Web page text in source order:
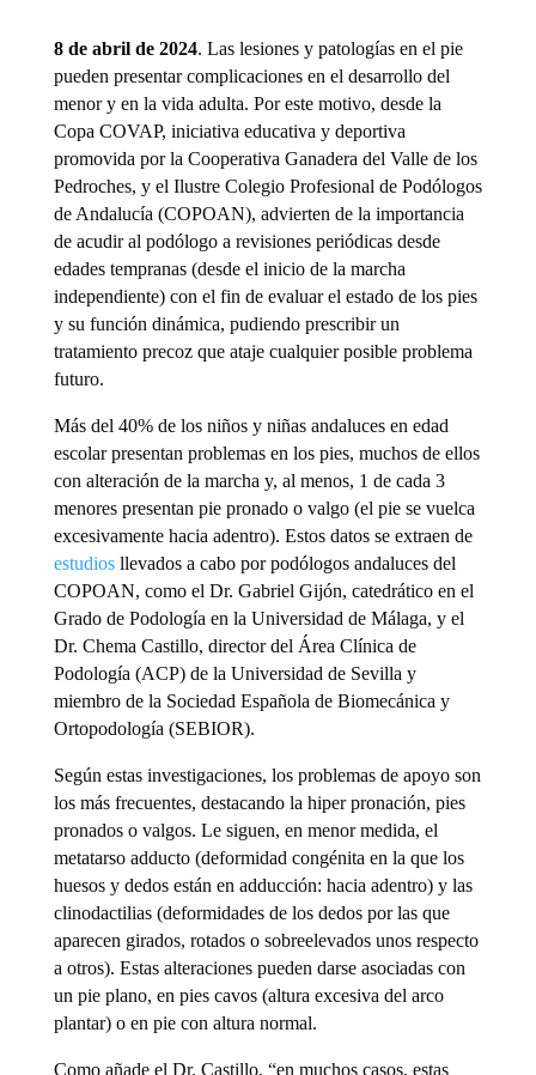
8 de abril de 2024. Las lesiones y patologías en el pie
pueden presentar complicaciones en el desarrollo del
menor y en la vida adulta. Por este motivo, desde la
Copa COVAP, iniciativa educativa y deportiva
promovida por la Cooperativa Ganadera del Valle de los
Pedroches, y el Ilustre Colegio Profesional de Podólogos
de Andalucía (COPOAN), advierten de la importancia
de acudir al podólogo a revisiones periódicas desde
edades tempranas (desde el inicio de la marcha
independiente) con el fin de evaluar el estado de los pies
y su función dinámica, pudiendo prescribir un
tratamiento precoz que ataje cualquier posible problema
futuro.
Más del 40% de los niños y niñas andaluces en edad
escolar presentan problemas en los pies, muchos de ellos
con alteración de la marcha y, al menos, 1 de cada 3
menores presentan pie pronado o valgo (el pie se vuelca
excesivamente hacia adentro). Estos datos se extraen de
estudiosllevados a cabo por podólogos andaluces del
COPOAN, como el Dr. Gabriel Gijón, catedrático en el
Grado de Podología en la Universidad de Málaga, y el
Dr. Chema Castillo, director del Área Clínica de
Podología (ACP) de la Universidad de Sevilla y
miembro de la Sociedad Española de Biomecánica y
Ortopodología (SEBIOR).
Según estas investigaciones, los problemas de apoyo son
los más frecuentes, destacando la hiper pronación, pies
pronados o valgos. Le siguen, en menor medida, el
metatarso adducto (deformidad congénita en la que los
huesos y dedos están en adducción: hacia adentro) y las
clinodactilias (deformidades de los dedos por las que
aparecen girados, rotados o sobreelevados unos respecto
a otros). Estas alteraciones pueden darse asociadas con
un pie plano, en pies cavos (altura excesiva del arco
plantar) o en pie con altura normal.
Como añade el Dr. Castillo, “en muchos casos, estas